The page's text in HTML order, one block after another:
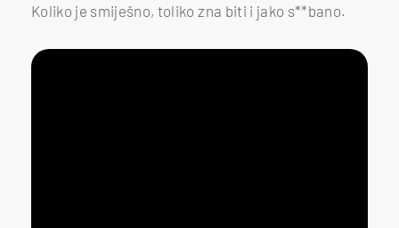
Koliko je smiješno, toliko zna biti i jako s**bano.